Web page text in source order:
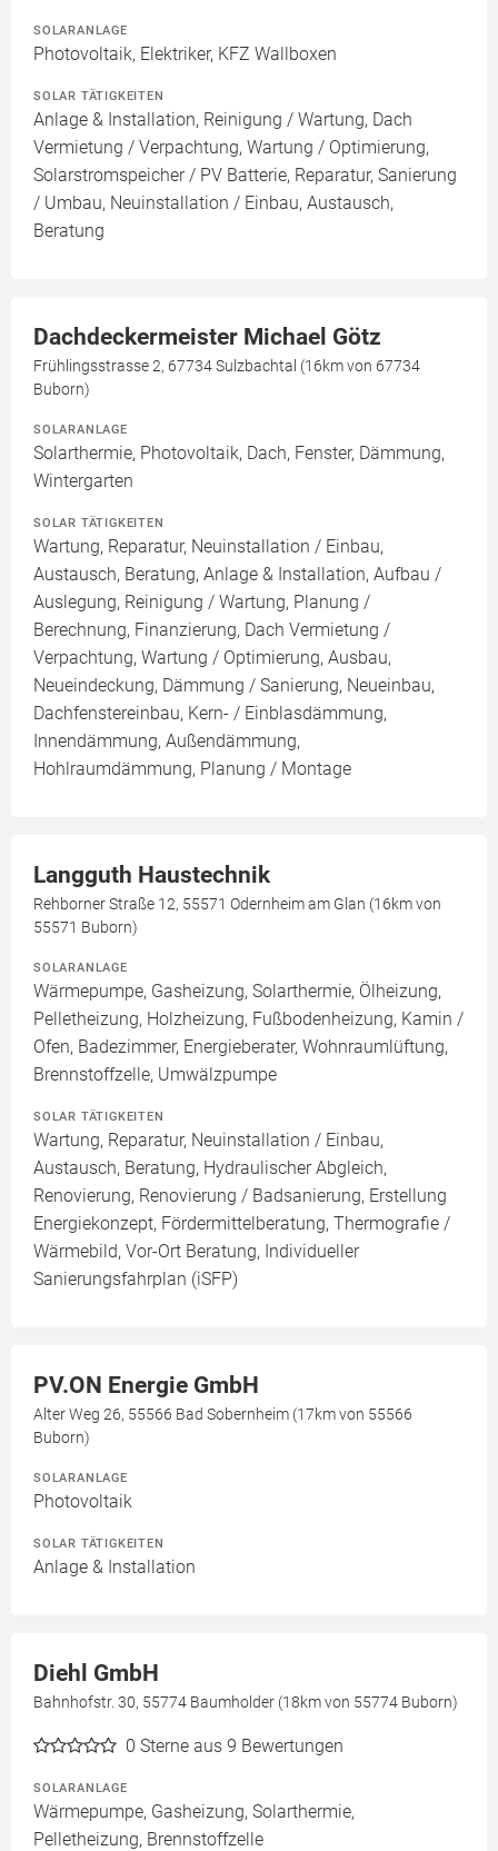
SOLARANLAGE
Photovoltaik, Elektriker, KFZ Wallboxen
SOLAR TÄTIGKEITEN
Anlage & Installation, Reinigung / Wartung, Dach
Vermietung / Verpachtung, Wartung / Optimierung,
Solarstromspeicher / PV Batterie, Reparatur, Sanierung
/ Umbau, Neuinstallation / Einbau, Austausch,
Beratung
Dachdeckermeister Michael Götz
Frühlingsstrasse 2, 67734 Sulzbachtal (16km von 67734
Buborn)
SOLARANLAGE
Solarthermie, Photovoltaik, Dach, Fenster, Dämmung,
Wintergarten
SOLAR TÄTIGKEITEN
Wartung, Reparatur, Neuinstallation / Einbau,
Austausch, Beratung, Anlage & Installation, Aufbau /
Auslegung, Reinigung / Wartung, Planung /
Berechnung, Finanzierung, Dach Vermietung /
Verpachtung, Wartung / Optimierung, Ausbau,
Neueindeckung, Dämmung / Sanierung, Neueinbau,
Dachfenstereinbau, Kern- / Einblasdämmung,
Innendämmung, Außendämmung,
Hohlraumdämmung, Planung / Montage
Langguth Haustechnik
Rehborner Straße 12, 55571 Odernheim am Glan (16km von
55571 Buborn)
SOLARANLAGE
Wärmepumpe, Gasheizung, Solarthermie, Ölheizung,
Pelletheizung, Holzheizung, Fußbodenheizung, Kamin /
Ofen, Badezimmer, Energieberater, Wohnraumlüftung,
Brennstoffzelle, Umwälzpumpe
SOLAR TÄTIGKEITEN
Wartung, Reparatur, Neuinstallation / Einbau,
Austausch, Beratung, Hydraulischer Abgleich,
Renovierung, Renovierung / Badsanierung, Erstellung
Energiekonzept, Fördermittelberatung, Thermografie /
Wärmebild, Vor-Ort Beratung, Individueller
Sanierungsfahrplan (iSFP)
PV.ON Energie GmbH
Alter Weg 26, 55566 Bad Sobernheim (17km von 55566
Buborn)
SOLARANLAGE
Photovoltaik
SOLAR TÄTIGKEITEN
Anlage & Installation
Diehl GmbH
Bahnhofstr. 30, 55774 Baumholder (18km von 55774 Buborn)
0 Sterne aus 9 Bewertungen
SOLARANLAGE
Wärmepumpe, Gasheizung, Solarthermie,
Pelletheizung, Brennstoffzelle